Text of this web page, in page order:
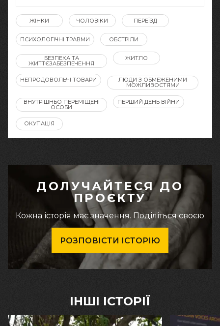
ЖІНКИ ЧОЛОВІКИ ПЕРЕЇЗД
ПСИХОЛОГІЧНІ ТРАВМИ ОБСТРІЛИ
БЕЗПЕКА ТА
ЖИТТЄЗАБЕЗПЕЧЕННЯ
ЖИТЛО
НЕПРОДОВОЛЬЧІ ТОВАРИ ЛЮДИ З ОБМЕЖЕНИМИ
МОЖЛИВОСТЯМИ
ВНУТРІШНЬО ПЕРЕМІЩЕНІ
ОСОБИ
ПЕРШИЙ ДЕНЬ ВІЙНИ
ОКУПАЦІЯ
ДОЛУЧАЙТЕСЯ ДО
ПРОЄКТУ
Кожна історія має значення. Поділіться своєю
РОЗПОВІСТИ ІСТОРІЮ
ІНШІ ІСТОРІЇ